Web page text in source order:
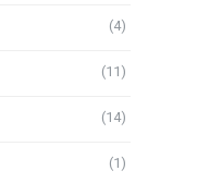
(4)
(11)
(14)
(1)